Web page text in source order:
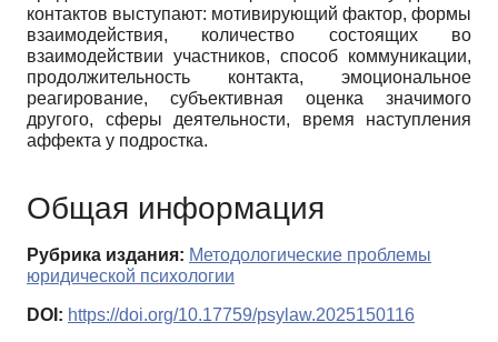
контактов выступают: мотивирующий фактор, формы
взаимодействия, количество состоящих во
взаимодействии участников, способ коммуникации,
продолжительность контакта, эмоциональное
реагирование, субъективная оценка значимого
другого, сферы деятельности, время наступления
аффекта у подростка.
Общая информация
Рубрика издания: Методологические проблемы
юридической психологии
DOI: https://doi.org/10.17759/psylaw.2025150116